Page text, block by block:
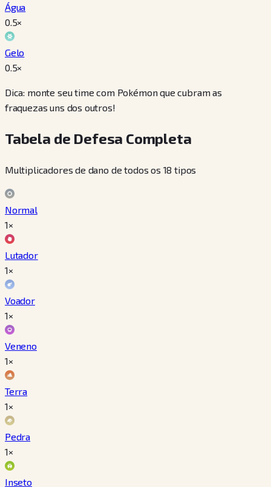
Água
0.5×
Gelo
0.5×
Dica: monte seu time com Pokémon que cubram as
fraquezas uns dos outros!
Tabela de Defesa Completa
Multiplicadores de dano de todos os 18 tipos
Normal
1×
Lutador
1×
Voador
1×
Veneno
1×
Terra
1×
Pedra
1×
Inseto